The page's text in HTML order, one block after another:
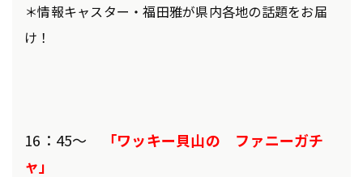
＊情報キャスター・福田雅が県内各地の話題をお届
け！
16：45～
「ワッキー貝山の ファニーガチ
ャ」